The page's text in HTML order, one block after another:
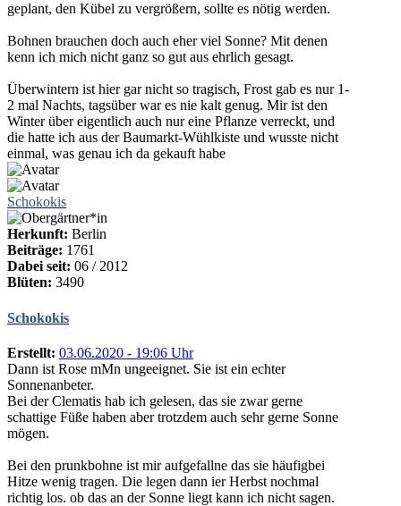
geplant, den Kübel zu vergrößern, sollte es nötig werden.
Bohnen brauchen doch auch eher viel Sonne? Mit denen
kenn ich mich nicht ganz so gut aus ehrlich gesagt.
Überwintern ist hier gar nicht so tragisch, Frost gab es nur 1-
2 mal Nachts, tagsüber war es nie kalt genug. Mir ist den
Winter über eigentlich auch nur eine Pflanze verreckt, und
die hatte ich aus der Baumarkt-Wühlkiste und wusste nicht
einmal, was genau ich da gekauft habe
Schokokis
Herkunft: Berlin
Beiträge: 1761
Dabei seit: 06 / 2012
Blüten: 3490
Schokokis
Erstellt: 03.06.2020 - 19:06 Uhr
Dann ist Rose mMn ungeeignet. Sie ist ein echter
Sonnenanbeter.
Bei der Clematis hab ich gelesen, das sie zwar gerne
schattige Füße haben aber trotzdem auch sehr gerne Sonne
mögen.
Bei den prunkbohne ist mir aufgefallne das sie häufigbei
Hitze wenig tragen. Die legen dann ier Herbst nochmal
richtig los. ob das an der Sonne liegt kann ich nicht sagen.